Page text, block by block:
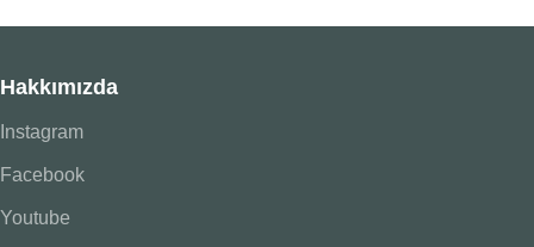
Hakkımızda
Instagram
Facebook
Youtube